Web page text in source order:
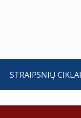
STRAIPSNIŲ CIKLAI